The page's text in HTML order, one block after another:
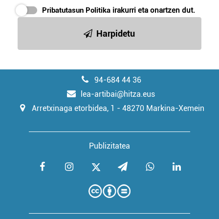
Pribatutasun Politika irakurri eta onartzen dut.
Harpidetu
94-684 44 36
lea-artibai@hitza.eus
Arretxinaga etorbidea, 1 - 48270 Markina-Xemein
Publizitatea